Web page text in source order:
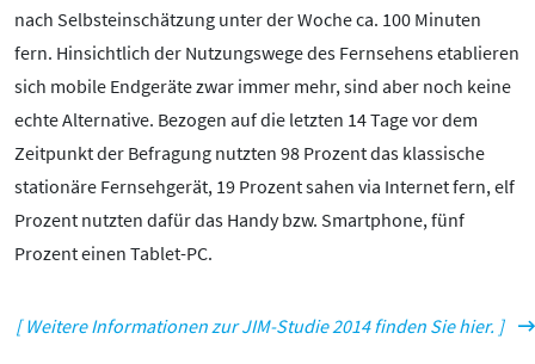
nach Selbsteinschätzung unter der Woche ca. 100 Minuten
fern. Hinsichtlich der Nutzungswege des Fernsehens etablieren
sich mobile Endgeräte zwar immer mehr, sind aber noch keine
echte Alternative. Bezogen auf die letzten 14 Tage vor dem
Zeitpunkt der Befragung nutzten 98 Prozent das klassische
stationäre Fernsehgerät, 19 Prozent sahen via Internet fern, elf
Prozent nutzten dafür das Handy bzw. Smartphone, fünf
Prozent einen Tablet-PC.
[ Weitere Informationen zur JIM-Studie 2014 finden Sie hier. ]